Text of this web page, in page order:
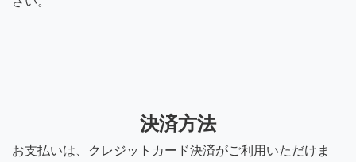
決済方法
お支払いは、クレジットカード決済がご利用いただけま